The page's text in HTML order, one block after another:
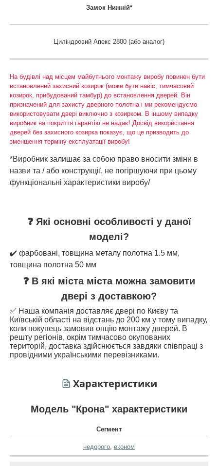
ЗамокНижній*
Циліндровий Апекс 2800 (або аналог)
На будівлі над місцем майбутнього монтажу виробу повинен бути
встановлений захисний козирок (може бути навіс, тимчасовий
козирок, прибудований тамбур) до встановлення дверей. Він
призначений для захисту дверного полотна і ми рекомендуємо
використовувати двері виключно з козирком. В іншому випадку
виробник на покриття гарантію не надає! Досвід використання
дверей без захисного козирка показує, що це призводить до
зменшення терміну експлуатації виробу!
*Виробник залишає за собою право вносити зміни в
назви та / або конструкції, не погіршуючи при цьому
функціональні характеристики виробу/
❓ Які основні особливості у даної
моделі?
✔️ фарбовані, товщина металу полотна 1.5 мм,
товщина полотна 50 мм
❓ В які міста міста можна замовити
двері з доставкою?
✅ Наша компанія доставляє двері по Києву та
Київській області на відстань до 200 км у тому випадку,
коли покупець замовив опцію монтажу дверей. В
решту регіонів, окрім тимчасово окупованих
територій, доставка здійснюється завдяки співпраці з
провідними українськими перевізниками.
Характеристики
Модель "Крона" характеристики
Сегмент
недорого економ